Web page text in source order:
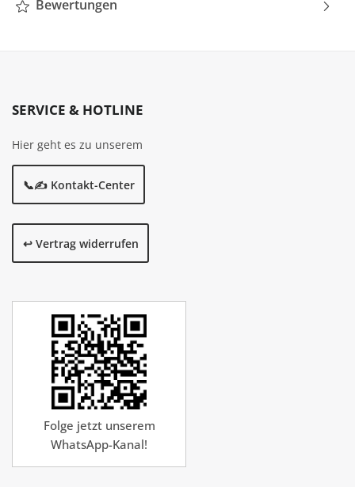
Bewertungen
SERVICE & HOTLINE
Hier geht es zu unserem
📞✍️ Kontakt-Center
↩️ Vertrag widerrufen
Folge jetzt unserem
WhatsApp-Kanal!